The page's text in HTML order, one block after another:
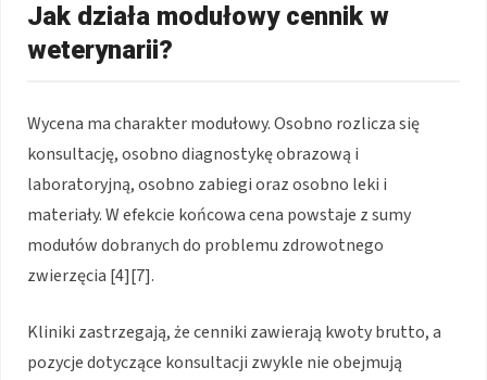
Jak działa modułowy cennik w
weterynarii?
Wycena ma charakter modułowy. Osobno rozlicza się
konsultację, osobno diagnostykę obrazową i
laboratoryjną, osobno zabiegi oraz osobno leki i
materiały. W efekcie końcowa cena powstaje z sumy
modułów dobranych do problemu zdrowotnego
zwierzęcia [4][7].
Kliniki zastrzegają, że cenniki zawierają kwoty brutto, a
pozycje dotyczące konsultacji zwykle nie obejmują